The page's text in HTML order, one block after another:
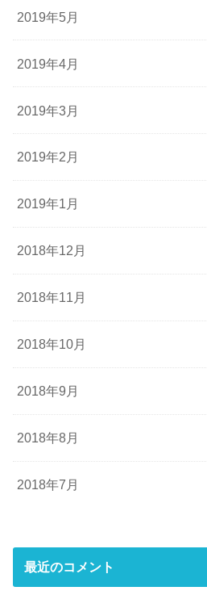
2019年5月
2019年4月
2019年3月
2019年2月
2019年1月
2018年12月
2018年11月
2018年10月
2018年9月
2018年8月
2018年7月
最近のコメント